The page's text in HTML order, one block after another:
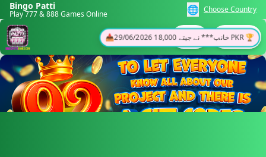
Bingo Patti
Play 777 & 888 Games Online 🌐 Choose Country
Login Register